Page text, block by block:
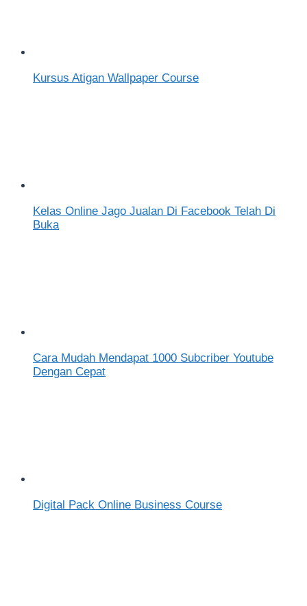
Kursus Atigan Wallpaper Course
Kelas Online Jago Jualan Di Facebook Telah Di
Buka
Cara Mudah Mendapat 1000 Subcriber Youtube
Dengan Cepat
Digital Pack Online Business Course